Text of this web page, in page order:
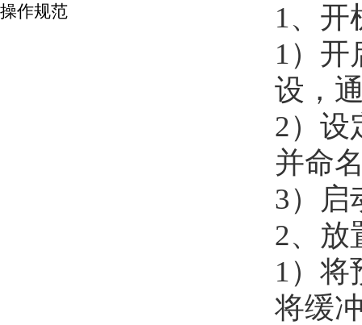
操作规范
1、开
1）开
设，
2）设
并命
3）启
2、放
1）将
将缓